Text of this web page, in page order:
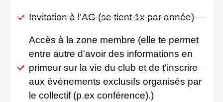
Invitation à l’AG (se tient 1x par année)
Accès à la zone membre (elle te permet
entre autre d'avoir des informations en
primeur sur la vie du club et de t'inscrire
aux évènements exclusifs organisés par
le collectif (p.ex conférence).)